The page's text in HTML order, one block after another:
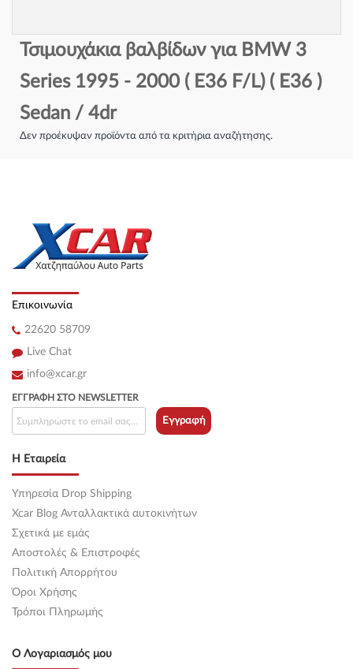
Τσιμουχάκια βαλβίδων για BMW 3
Series 1995 - 2000 ( E36 F/L) ( E36 )
Sedan / 4dr
Δεν προέκυψαν προϊόντα από τα κριτήρια αναζήτησης.
Επικοινωνία
22620 58709
Live Chat
info@xcar.gr
Η Εταιρεία
Υπηρεσία Drop Shipping
Xcar Blog Ανταλλακτικά αυτοκινήτων
Σχετικά με εμάς
Αποστολές & Επιστροφές
Πολιτική Απορρήτου
Όροι Χρήσης
Τρόποι Πληρωμής
Ο Λογαριασμός μου
ΕΓΓΡΑΦΉ ΣΤΟ NEWSLETTER
Εγγραφή